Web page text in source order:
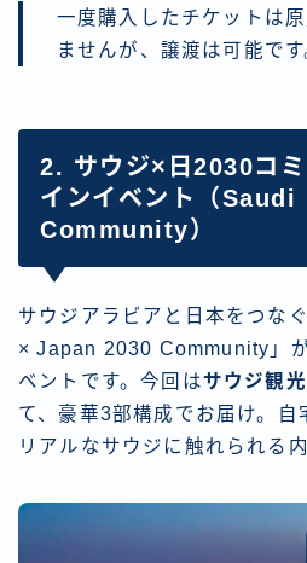
一度購入したチケットは
ませんが、譲渡は可能です
2. サウジ×日2030コ
インイベント（
Community）
サウジアラビアと日本をつな
× Japan 2030 Community」
ベントです。今回はサウジ観
て、豪華3部構成でお届け。自
リアルなサウジに触れられる内